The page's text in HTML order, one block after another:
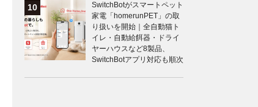
SwitchBotがスマートペット
家電「homerunPET」の取
り扱いを開始｜全自動猫ト
イレ・自動給餌器・ドライ
ヤーハウスなど8製品、
SwitchBotアプリ対応も順次